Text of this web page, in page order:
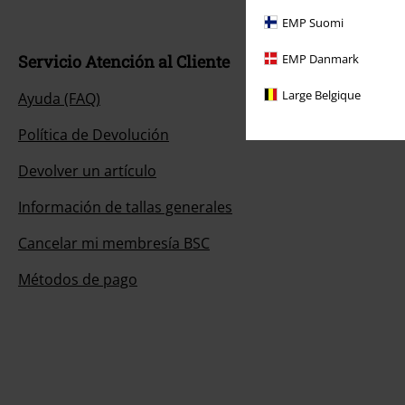
EMP Suomi
EMP Danmark
Large Belgique
Servicio Atención al Cliente
Ayuda (FAQ)
Política de Devolución
Devolver un artículo
Información de tallas generales
Cancelar mi membresía BSC
Métodos de pago